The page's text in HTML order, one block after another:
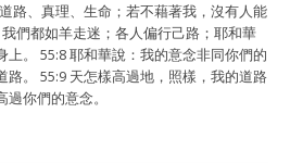
路、真理、生命；若不藉著我，沒有人能
們都如羊走迷；各人偏行己路；耶和華
。 55:8 耶和華說：我的意念非同你們的
路。 55:9 天怎樣高過地，照樣，我的道路
你們的意念。